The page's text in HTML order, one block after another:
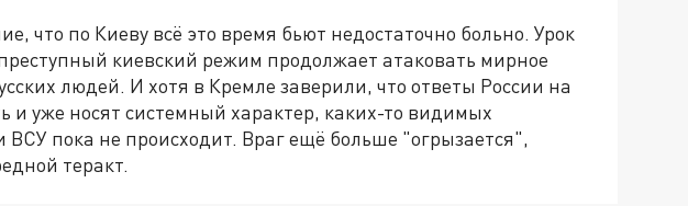
что по Киеву всё это время бьют недостаточно больно. Урок
киевский режим продолжает атаковать мирное
людей. И хотя в Кремле заверили, что ответы России на
и уже носят системный характер, каких-то видимых
ВСУ пока не происходит. Враг ещё больше "огрызается",
теракт.